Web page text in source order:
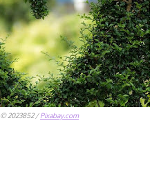
© 2023852 /Pixabay.com